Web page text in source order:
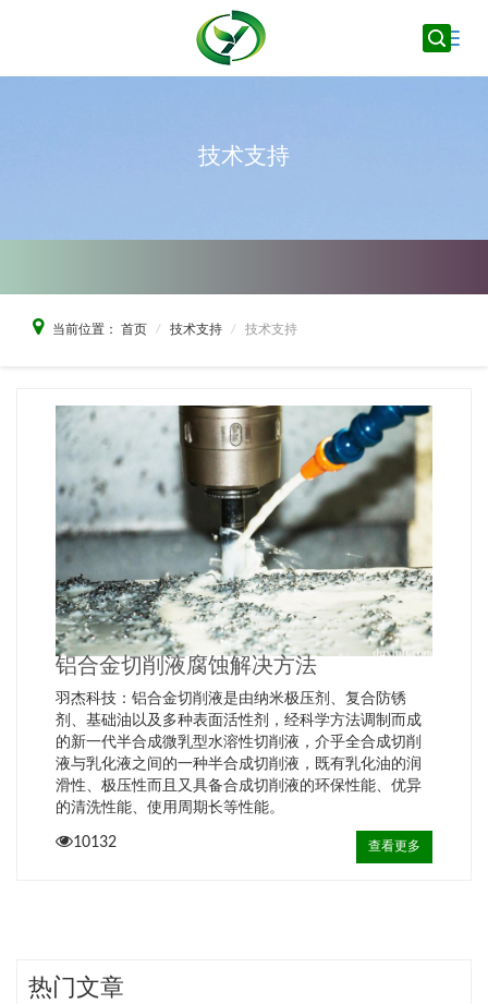
Toggle
技术支持
当前位置： 首页 技术支持 技术支持
铝合金切削液腐蚀解决方法
羽杰科技：铝合金切削液是由纳米极压剂、复合防锈
剂、基础油以及多种表面活性剂，经科学方法调制而成
的新一代半合成微乳型水溶性切削液，介乎全合成切削
液与乳化液之间的一种半合成切削液，既有乳化油的润
滑性、极压性而且又具备合成切削液的环保性能、优异
的清洗性能、使用周期长等性能。
10132 查看更多
热门文章